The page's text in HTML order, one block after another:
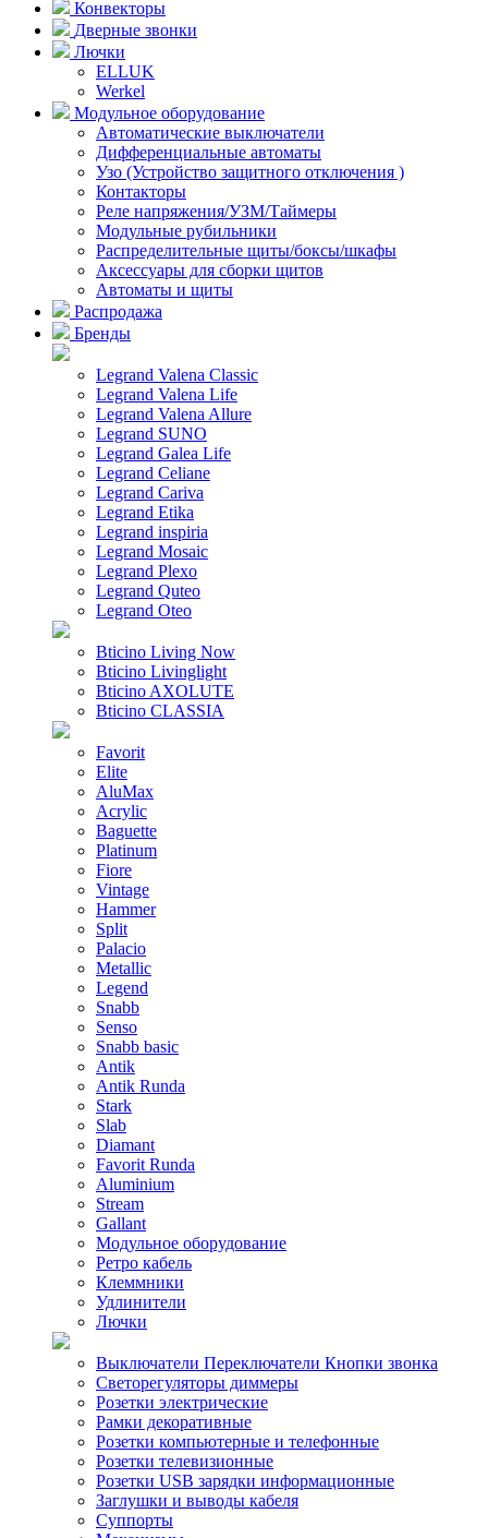
Конвекторы
Дверные звонки
Лючки
ELLUK
Werkel
Модульное оборудование
Автоматические выключатели
Дифференциальные автоматы
Узо (Устройство защитного отключения )
Контакторы
Реле напряжения/УЗМ/Таймеры
Модульные рубильники
Распределительные щиты/боксы/шкафы
Аксессуары для сборки щитов
Автоматы и щиты
Распродажа
Бренды
Legrand Valena Classic
Legrand Valena Life
Legrand Valena Allure
Legrand SUNO
Legrand Galea Life
Legrand Celiane
Legrand Cariva
Legrand Etika
Legrand inspiria
Legrand Mosaic
Legrand Plexo
Legrand Quteo
Legrand Oteo
Bticino Living Now
Bticino Livinglight
Bticino AXOLUTE
Bticino CLASSIA
Favorit
Elite
AluMax
Acrylic
Baguette
Platinum
Fiore
Vintage
Hammer
Split
Palacio
Metallic
Legend
Snabb
Senso
Snabb basic
Antik
Antik Runda
Stark
Slab
Diamant
Favorit Runda
Aluminium
Stream
Gallant
Модульное оборудование
Ретро кабель
Клеммники
Удлинители
Лючки
Выключатели Переключатели Кнопки звонка
Светорегуляторы диммеры
Розетки электрические
Рамки декоративные
Розетки компьютерные и телефонные
Розетки телевизионные
Розетки USB зарядки информационные
Заглушки и выводы кабеля
Суппорты